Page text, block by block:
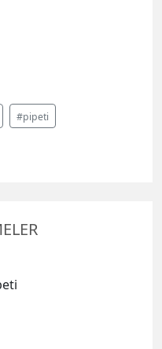
#pipeti